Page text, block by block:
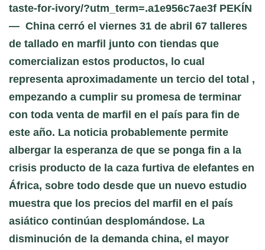
taste-for-ivory/?utm_term=.a1e956c7ae3f PEKÍN
— China cerró el viernes 31 de abril 67 talleres
de tallado en marfil junto con tiendas que
comercializan estos productos, lo cual
representa aproximadamente un tercio del total ,
empezando a cumplir su promesa de terminar
con toda venta de marfil en el país para fin de
este año. La noticia probablemente permite
albergar la esperanza de que se ponga fin a la
crisis producto de la caza furtiva de elefantes en
África, sobre todo desde que un nuevo estudio
muestra que los precios del marfil en el país
asiático continúan desplomándose. La
disminución de la demanda china, el mayor